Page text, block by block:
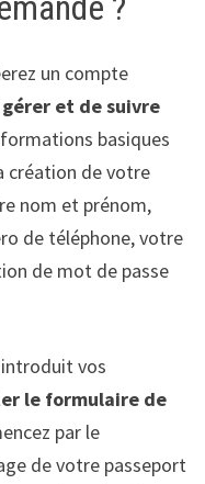
un compte
et de suivre
basiques
création de votre
nom et prénom,
de téléphone, votre
de mot de passe
vos
le formulaire de
par le
de votre passeport